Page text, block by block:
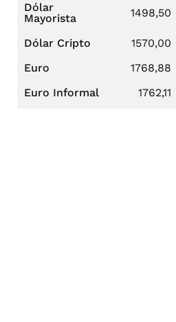
Dólar
Mayorista
1498,50
Dólar Cripto 1570,00
Euro
1768,88
Euro Informal
1762,11